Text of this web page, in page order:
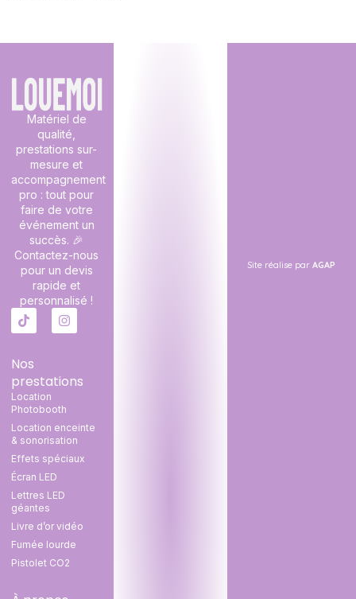
Matériel de
qualité,
prestations sur-
mesure et
accompagnement
pro : tout pour
faire de votre
événement un
succès. 🎉
Contactez-nous
pour un devis
rapide et
personnalisé !
Nos
prestations
Location
Photobooth
Location enceinte
& sonorisation
Effets spéciaux
Écran LED
Lettres LED
géantes
Livre d’or vidéo
Fumée lourde
Pistolet CO2
Site réalise parAGAP